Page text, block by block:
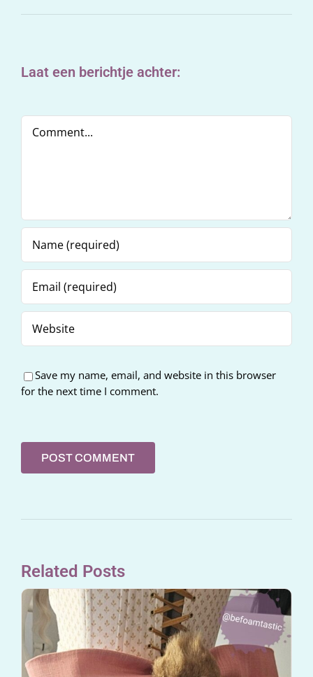
Laat een berichtje achter:
Save my name, email, and website in this browser
for the next time I comment.
Related Posts